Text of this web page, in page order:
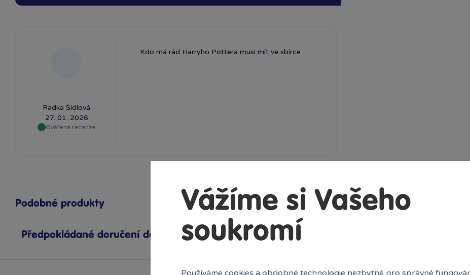
Radka Šídlová
27. 01. 2026
Ověřená recenze
Kdo má rád Harryho Pottera,musi mít ve sbírce
Podobné produkty
Předpokládané doručení domů
Vážíme si Vašeho
soukromí